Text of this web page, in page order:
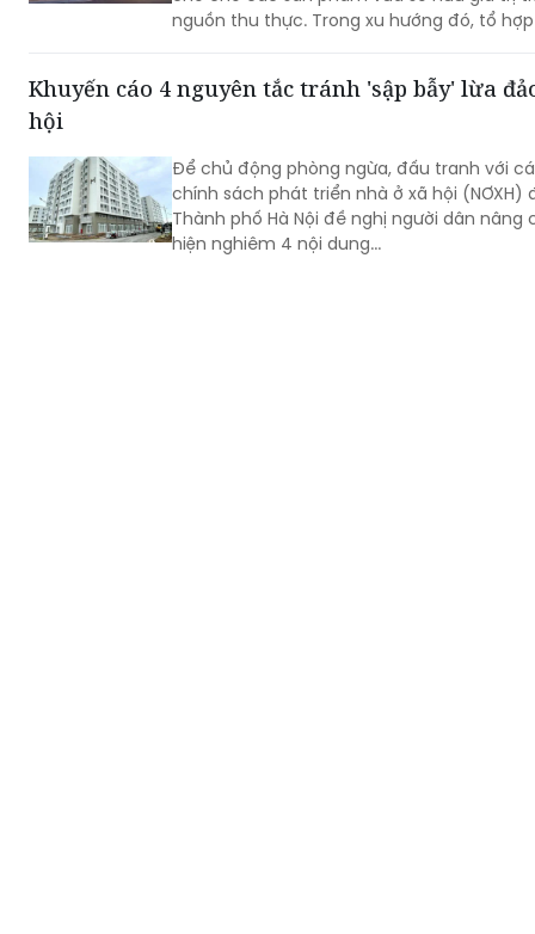
nguồn thu thực. Trong xu hướng đó, tổ
Khuyến cáo 4 nguyên tắc tránh 'sập bẫy' lừa
hội
Để chủ động phòng ngừa, đấu tranh với
chính sách phát triển nhà ở xã hội (NƠXH)
Thành phố Hà Nội đề nghị người dân
hiện nghiêm 4 nội dung...